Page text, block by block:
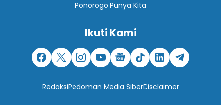
Ponorogo Punya Kita
Ikuti Kami
RedaksiPedoman Media SiberDisclaimer